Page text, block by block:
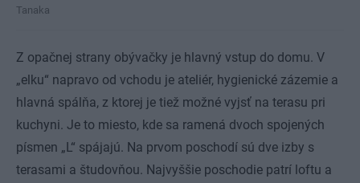
Tanaka
Z opačnej strany obývačky je hlavný vstup do domu. V
„elku“ napravo od vchodu je ateliér, hygienické zázemie a
hlavná spálňa, z ktorej je tiež možné vyjsť na terasu pri
kuchyni. Je to miesto, kde sa ramená dvoch spojených
písmen „L“ spájajú. Na prvom poschodí sú dve izby s
terasami a študovňou. Najvyššie poschodie patrí loftu a